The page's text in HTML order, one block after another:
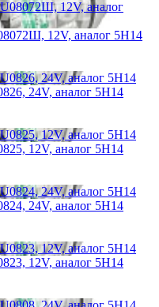
12V, аналог 5H14
24V, аналог 5H14
12V, аналог 5H14
24V, аналог 5H14
12V, аналог 5H14